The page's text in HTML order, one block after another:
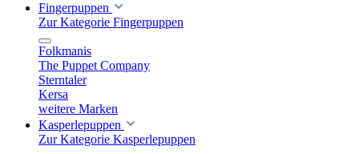
Fingerpuppen
Zur Kategorie Fingerpuppen
Folkmanis
The Puppet Company
Sterntaler
Kersa
weitere Marken
Kasperlepuppen
Zur Kategorie Kasperlepuppen